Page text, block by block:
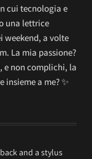
cui tecnologia e
una lettrice
weekend, a volte
La mia passione?
e non complichi, la
a me? ✨